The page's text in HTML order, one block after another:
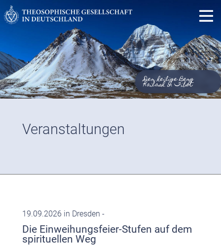
Der heilige Berg
Kailash in Tibet
Veranstaltungen
19.09.2026 in Dresden -
Die Einweihungsfeier-Stufen auf dem
spirituellen Weg